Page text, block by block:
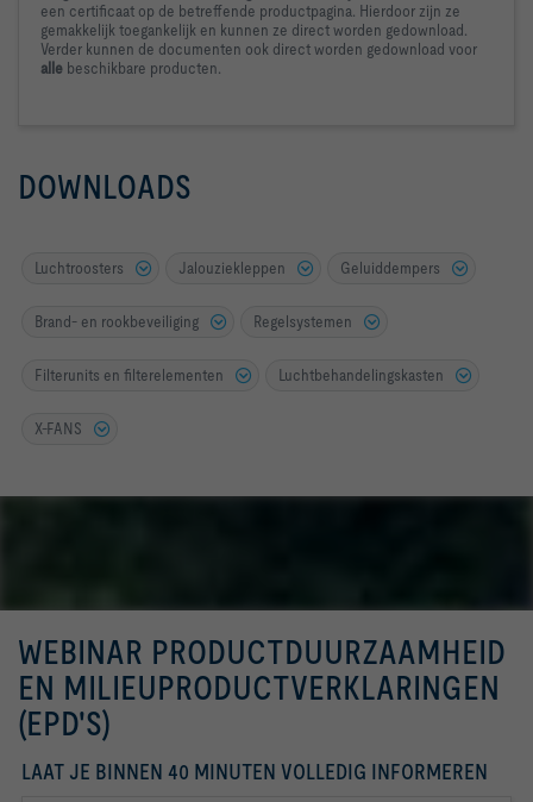
een certificaat op de betreffende productpagina. Hierdoor zijn ze
gemakkelijk toegankelijk en kunnen ze direct worden gedownload.
Verder kunnen de documenten ook direct worden gedownload voor
alle beschikbare producten.
DOWNLOADS
Luchtroosters Jalouziekleppen Geluiddempers
Brand- en rookbeveiliging Regelsystemen
Filterunits en filterelementen Luchtbehandelingskasten
X-FANS
WEBINAR PRODUCTDUURZAAMHEID
EN MILIEUPRODUCTVERKLARINGEN
(EPD'S)
LAAT JE BINNEN 40 MINUTEN VOLLEDIG INFORMEREN